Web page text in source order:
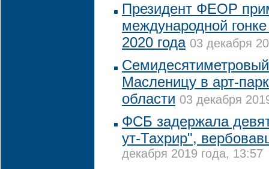
Президент ФЕОР
международной
2020 года 03 декабря
Масленицу в арт-
области 03 декабря
ФСБ задержала
ут-Тахрир",
декабря 2019 года, 13:57